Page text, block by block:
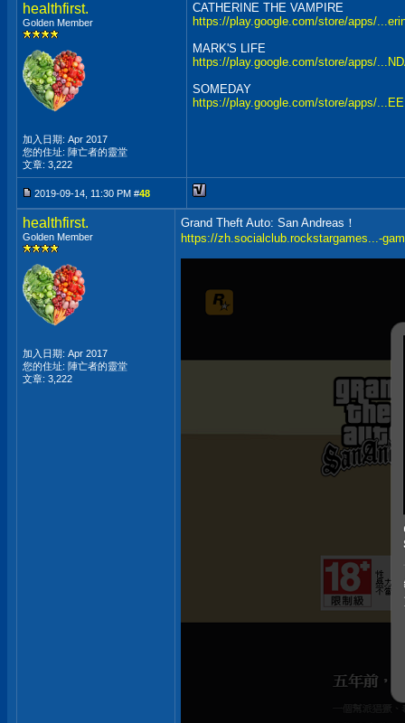
healthfirst.
Golden Member
加入日期: Apr 2017
您的住址: 陣亡者的靈堂
文章: 3,222
CATHERINE THE VAMPIRE
https://play.google.com/store/apps/
MARK'S LIFE
https://play.google.com/store/apps/
SOMEDAY
https://play.google.com/store/apps/
2019-09-14, 11:30 PM #48
healthfirst.
Golden Member
加入日期: Apr 2017
您的住址: 陣亡者的靈堂
文章: 3,222
Grand Theft Auto: San Andreas！
https://zh.socialclub.rockstargames...-